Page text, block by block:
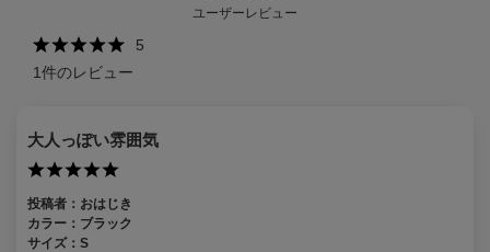
ユーザーレビュー
5
1件のレビュー
大人っぽい雰囲気
投稿者： おはじき
カラー： ブラック
サイズ： S